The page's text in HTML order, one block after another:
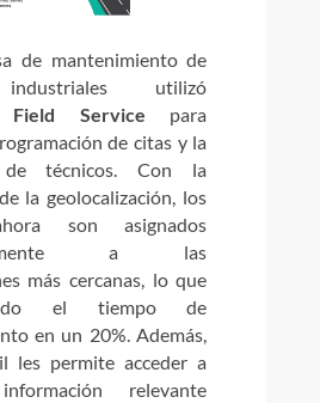
de mantenimiento de
utilizó
Field Service para
de citas y la
de técnicos. Con la
la geolocalización, los
son asignados
a las
más cercanas, lo que
el tiempo de
en un 20%. Además,
les permite acceder a
relevante